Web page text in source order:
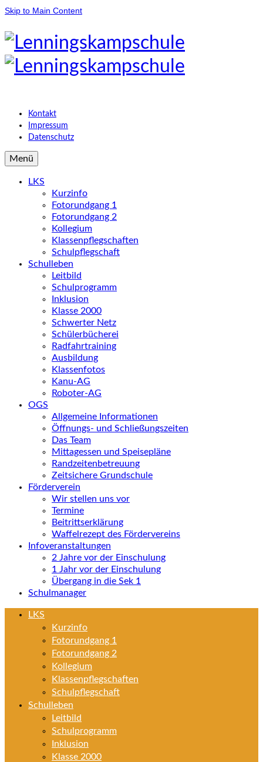
Skip to Main Content
Kontakt
Impressum
Datenschutz
Menü
LKS
Kurzinfo
Fotorundgang 1
Fotorundgang 2
Kollegium
Klassenpflegschaften
Schulpflegschaft
Schulleben
Leitbild
Schulprogramm
Inklusion
Klasse 2000
Schwerter Netz
Schülerbücherei
Radfahrtraining
Ausbildung
Klassenfotos
Kanu-AG
Roboter-AG
OGS
Allgemeine Informationen
Öffnungs- und Schließungszeiten
Das Team
Mittagessen und Speisepläne
Randzeitenbetreuung
Zeitsichere Grundschule
Förderverein
Wir stellen uns vor
Termine
Beitrittserklärung
Waffelrezept des Fördervereins
Infoveranstaltungen
2 Jahre vor der Einschulung
1 Jahr vor der Einschulung
Übergang in die Sek 1
Schulmanager
LKS
Kurzinfo
Fotorundgang 1
Fotorundgang 2
Kollegium
Klassenpflegschaften
Schulpflegschaft
Schulleben
Leitbild
Schulprogramm
Inklusion
Klasse 2000